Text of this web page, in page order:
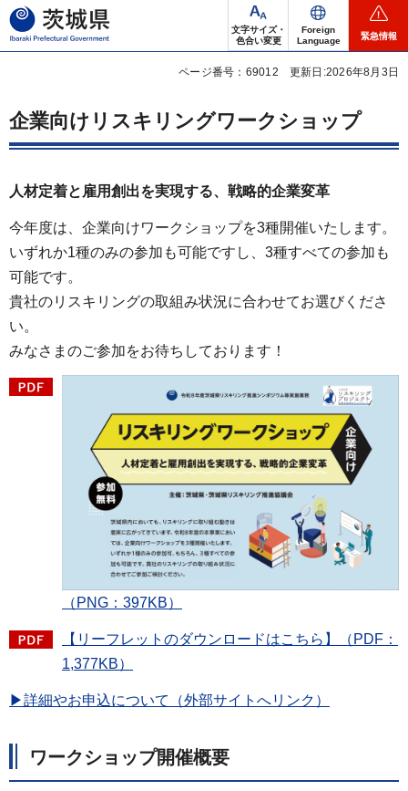
茨城県
文字サイズ・
色合い変更
Foreign
Language
緊急情報
ページ番号：69012 更新日:2026年8月3日
企業向けリスキリングワークショップ
人材定着と雇用創出を実現する、戦略的企業変革
今年度は、企業向けワークショップを3種開催いたします。
いずれか1種のみの参加も可能ですし、3種すべての参加も
可能です。
貴社のリスキリングの取組み状況に合わせてお選びくださ
い。
みなさまのご参加をお待ちしております！
（PNG：397KB）
【リーフレットのダウンロードはこちら】（PDF：
1,377KB）
▶詳細やお申込について（外部サイトへリンク）
ワークショップ開催概要